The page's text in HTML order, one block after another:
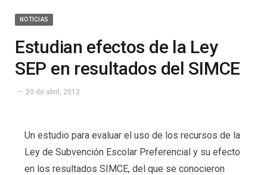
NOTICIAS
Estudian efectos de la Ley
SEP en resultados del SIMCE
20 de abril, 2012
Un estudio para evaluar el uso de los recursos de la
Ley de Subvención Escolar Preferencial y su efecto
en los resultados SIMCE, del que se conocieron